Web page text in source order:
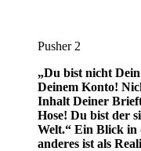
Pusher 2
„Du bist nicht
Deinem Konto!
Inhalt Deiner
Hose! Du bist der
Welt.“ Ein Blick in
anderes ist als